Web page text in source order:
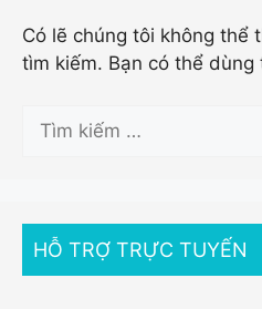
Có lẽ chúng tôi không thể
tìm kiếm. Bạn có thể dùng
Tìm
HỖ TRỢ TRỰC TUYẾN